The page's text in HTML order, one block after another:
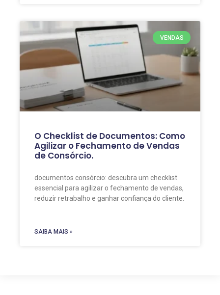
VENDAS
O Checklist de Documentos: Como
Agilizar o Fechamento de Vendas
de Consórcio.
documentos consórcio: descubra um checklist
essencial para agilizar o fechamento de vendas,
reduzir retrabalho e ganhar confiança do cliente.
SAIBA MAIS »